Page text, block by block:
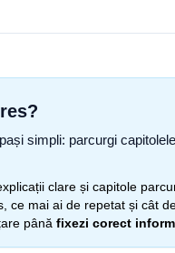
simpli: parcurgi
clare și capitole
ce mai ai de repetat și cât
până fixezi corect